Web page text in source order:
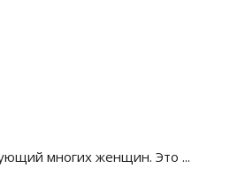
многих женщин. Это ...